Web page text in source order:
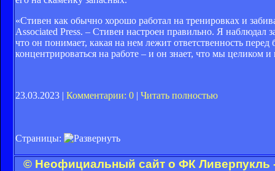
«Стивен как обычно хорошо работал на тренировках и
Associated Press. – Стивен настроен правильно. Я
что он понимает, какая на нем лежит ответственность
концентрироваться на работе – и он знает, что мы целиком
23.03.2023 | Комментарии: 0 | Читать полностью
Страницы:
© Неофициальный сайт о ФК Ливерпукль